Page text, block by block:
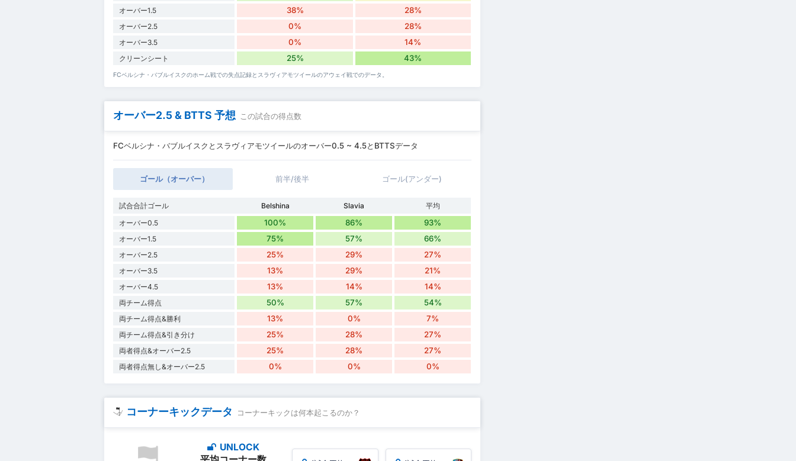
オーバー1.5 38% 28%
オーバー2.5 0% 28%
オーバー3.5 0% 14%
クリーンシート 25% 43%
FCベルシナ・バブルイスクのホーム戦での失点記録とスラヴィアモツイールのアウェイ戦でのデータ。
オーバー2.5 & BTTS 予想 この試合の得点数
FCベルシナ・バブルイスクとスラヴィアモツイールのオーバー0.5 ~ 4.5とBTTSデータ
ゴール（オーバー） 前半/後半 ゴール(アンダー)
試合合計ゴール Belshina Slavia
平均
オーバー0.5
100% 86% 93%
オーバー1.5 75% 57% 66%
オーバー2.5 25% 29% 27%
オーバー3.5 13% 29% 21%
オーバー4.5 13% 14% 14%
両チーム得点 50% 57% 54%
両チーム得点&勝利 13% 0% 7%
両チーム得点&引き分け 25% 28% 27%
両者得点&オーバー2.5 25% 28% 27%
両者得点無し&オーバー2.5 0% 0% 0%
コーナーキックデータ コーナーキックは何本起こるのか？
UNLOCK